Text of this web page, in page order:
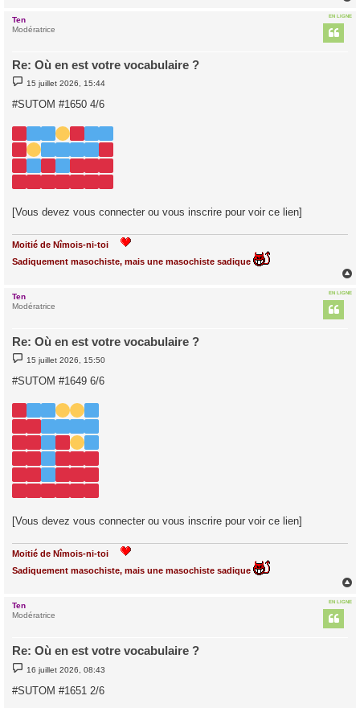
EN LIGNE
Ten
Modératrice
Re: Où en est votre vocabulaire ?
M
e
s
s
g
e
15 juillet 2026, 15:44
#SUTOM #1650 4/6
[Vous devez vous connecter ou vous inscrire pour voir ce lien]
Moitié de Nîmois-ni-toi
Sadiquement masochiste, mais une masochiste sadique
EN LIGNE
Ten
Modératrice
Re: Où en est votre vocabulaire ?
M
s
s
g
e
15 juillet 2026, 15:50
#SUTOM #1649 6/6
[Vous devez vous connecter ou vous inscrire pour voir ce lien]
Moitié de Nîmois-ni-toi
Sadiquement masochiste, mais une masochiste sadique
EN LIGNE
Ten
Modératrice
Re: Où en est votre vocabulaire ?
M
e
s
s
16 juillet 2026, 08:43
#SUTOM #1651 2/6